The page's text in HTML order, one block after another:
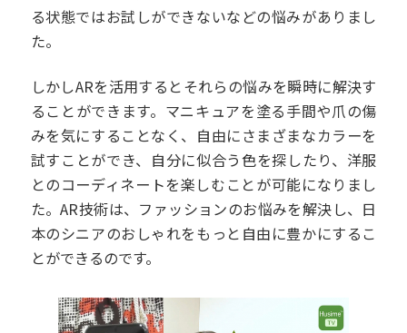
る状態ではお試しができないなどの悩みがありまし
た。
しかしARを活用するとそれらの悩みを瞬時に解決す
ることができます。マニキュアを塗る手間や爪の傷
みを気にすることなく、自由にさまざまなカラーを
試すことができ、自分に似合う色を探したり、洋服
とのコーディネートを楽しむことが可能になりまし
た。AR技術は、ファッションのお悩みを解決し、日
本のシニアのおしゃれをもっと自由に豊かにするこ
とができるのです。